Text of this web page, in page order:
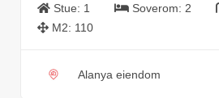
Stue: 1 Soverom: 2
M2: 110
Alanya eiendom